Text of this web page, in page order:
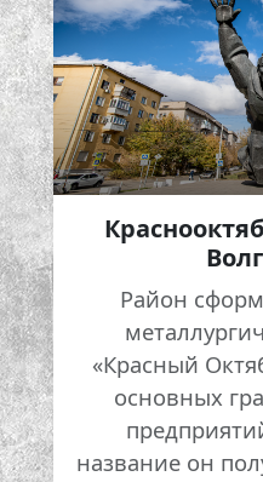
Район
«Красный
основных
название он